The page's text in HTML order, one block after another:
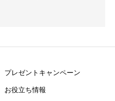
プレゼントキャンペーン
お役立ち情報